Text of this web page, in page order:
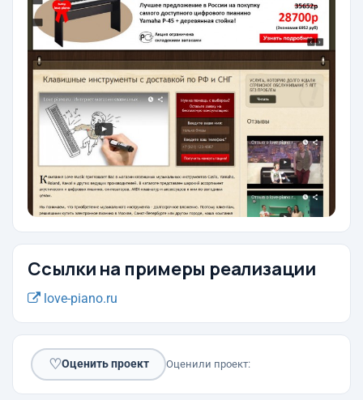
Ссылки на примеры реализации
love-piano.ru
♡Оценить проект Оценили проект: